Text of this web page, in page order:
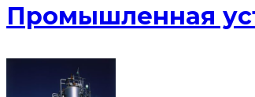
Промышленная